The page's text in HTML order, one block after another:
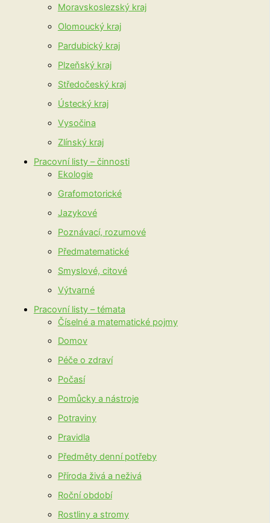
Moravskoslezský kraj
Olomoucký kraj
Pardubický kraj
Plzeňský kraj
Středočeský kraj
Ústecký kraj
Vysočina
Zlínský kraj
Pracovní listy – činnosti
Ekologie
Grafomotorické
Jazykové
Poznávací, rozumové
Předmatematické
Smyslové, citové
Výtvarné
Pracovní listy – témata
Číselné a matematické pojmy
Domov
Péče o zdraví
Počasí
Pomůcky a nástroje
Potraviny
Pravidla
Předměty denní potřeby
Příroda živá a neživá
Roční období
Rostliny a stromy